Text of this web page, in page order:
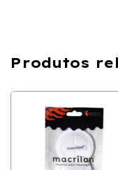
Produtos